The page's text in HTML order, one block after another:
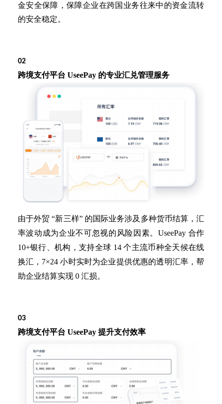
金安全保障，保障企业在跨国业务往来中的资金流转
的安全稳定。
02
跨境支付平台 UseePay 的专业汇兑管理服务
由于外贸 “新三样” 的国际业务涉及多种货币结算，汇
率波动成为企业不可忽视的风险因素。UseePay 合作
10+银行、机构，支持全球 14 个主流币种全天候在线
换汇，7×24 小时实时为企业提供优惠的透明汇率，帮
助企业结算实现 0 汇损。
03
跨境支付平台 UseePay 提升支付效率